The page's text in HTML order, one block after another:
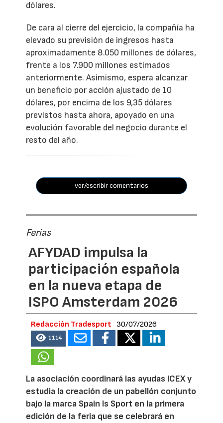
dólares.
De cara al cierre del ejercicio, la compañía ha
elevado su previsión de ingresos hasta
aproximadamente 8.050 millones de dólares,
frente a los 7.900 millones estimados
anteriormente. Asimismo, espera alcanzar
un beneficio por acción ajustado de 10
dólares, por encima de los 9,35 dólares
previstos hasta ahora, apoyado en una
evolución favorable del negocio durante el
resto del año.
ver/escribir comentarios
Ferias
AFYDAD impulsa la
participación española
en la nueva etapa de
ISPO Amsterdam 2026
Redacción Tradesport 30/07/2026
1114
La asociación coordinará las ayudas ICEX y
estudia la creación de un pabellón conjunto
bajo la marca Spain Is Sport en la primera
edición de la feria que se celebrará en